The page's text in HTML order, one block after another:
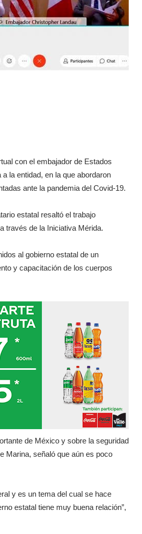
con el embajador de Estados
la entidad, en la que abordaron
ante la pandemia del Covid-19.
estatal resaltó el trabajo
través de la Iniciativa Mérida.
al gobierno estatal de un
y capacitación de los cuerpos
de México y sobre la seguridad
Marina, señaló que aún es poco
y es un tema del cual se hace
estatal tiene muy buena relación”,